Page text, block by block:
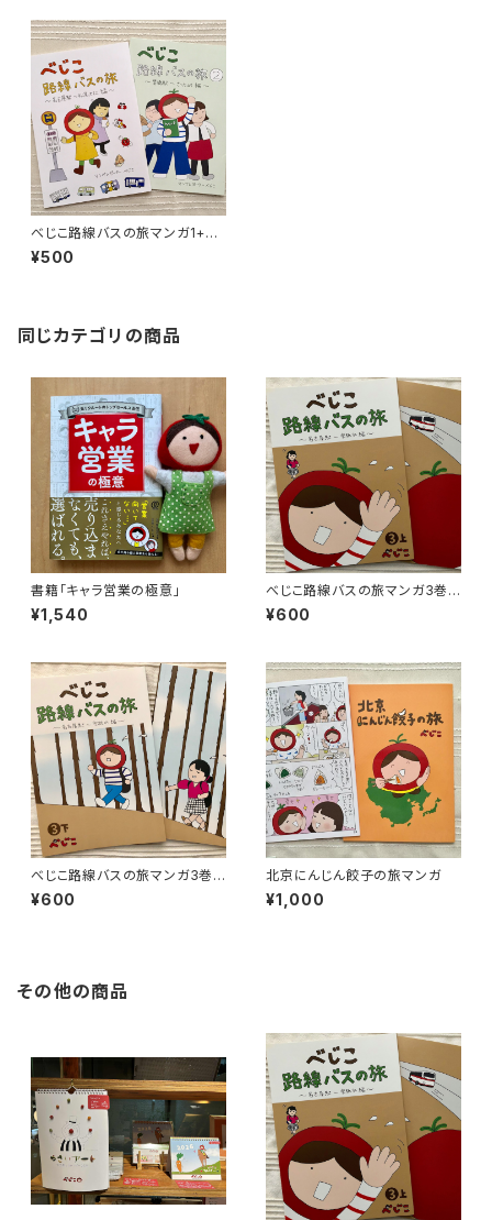
べじこ路線バスの旅マンガ1+2
巻
¥500
同じカテゴリの商品
書籍「キャラ営業の極意」
¥1,540
べじこ路線バスの旅マンガ3巻
上
¥600
べじこ路線バスの旅マンガ3巻
下
¥600
北京にんじん餃子の旅マンガ
¥1,000
その他の商品